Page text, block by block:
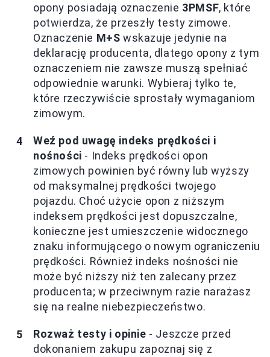
opony posiadają oznaczenie 3PMSF, które
potwierdza, że przeszły testy zimowe.
Oznaczenie M+S wskazuje jedynie na
deklarację producenta, dlatego opony z tym
oznaczeniem nie zawsze muszą spełniać
odpowiednie warunki. Wybieraj tylko te,
które rzeczywiście sprostały wymaganiom
zimowym.
Weź pod uwagę indeks prędkości i
nośności - Indeks prędkości opon
zimowych powinien być równy lub wyższy
od maksymalnej prędkości twojego
pojazdu. Choć użycie opon z niższym
indeksem prędkości jest dopuszczalne,
konieczne jest umieszczenie widocznego
znaku informującego o nowym ograniczeniu
prędkości. Również indeks nośności nie
może być niższy niż ten zalecany przez
producenta; w przeciwnym razie narażasz
się na realne niebezpieczeństwo.
Rozważ testy i opinie - Jeszcze przed
dokonaniem zakupu zapoznaj się z